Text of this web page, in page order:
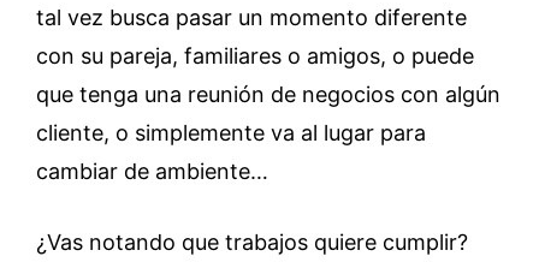
tal vez busca pasar un momento diferente
con su pareja, familiares o amigos, o puede
que tenga una reunión de negocios con algún
cliente, o simplemente va al lugar para
cambiar de ambiente…
¿Vas notando que trabajos quiere cumplir?